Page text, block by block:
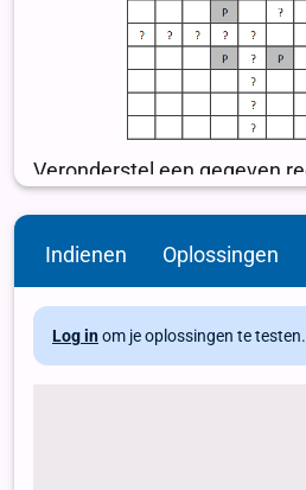
Indienen Oplossingen
Log in om je oplossingen te testen.